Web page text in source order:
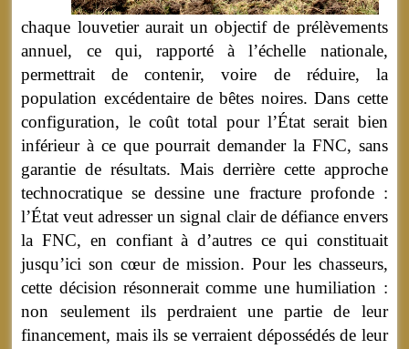
chaque louvetier aurait un objectif de prélèvements
annuel, ce qui, rapporté à l’échelle nationale,
permettrait de contenir, voire de réduire, la
population excédentaire de bêtes noires. Dans cette
configuration, le coût total pour l’État serait bien
inférieur à ce que pourrait demander la FNC, sans
garantie de résultats. Mais derrière cette approche
technocratique se dessine une fracture profonde :
l’État veut adresser un signal clair de défiance envers
la FNC, en confiant à d’autres ce qui constituait
jusqu’ici son cœur de mission. Pour les chasseurs,
cette décision résonnerait comme une humiliation :
non seulement ils perdraient une partie de leur
financement, mais ils se verraient dépossédés de leur